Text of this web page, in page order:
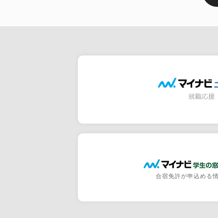
合宿免許が申込める